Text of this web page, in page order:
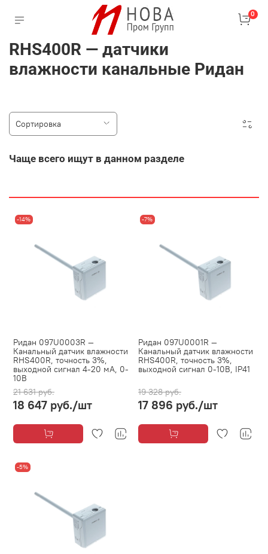
0
RHS400R — датчики
влажности канальные Ридан
Чаще всего ищут в данном разделе
-14%
Ридан 097U0003R —
Канальный датчик влажности
RHS400R, точность 3%,
выходной сигнал 4-20 мА, 0-
10В
21 631 руб.
18 647 руб./шт
-7%
Ридан 097U0001R —
Канальный датчик влажности
RHS400R, точность 3%,
выходной сигнал 0-10В, IP41
19 328 руб.
17 896 руб./шт
-5%